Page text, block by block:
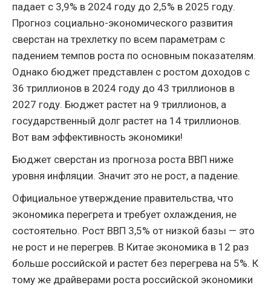
падает с 3,9% в 2024 году до 2,5% в 2025 году.
Прогноз социально-экономического развития
сверстан на трехлетку по всем параметрам с
падением темпов роста по основным показателям.
Однако бюджет представлен с ростом доходов с
36 триллионов в 2024 году до 43 триллионов в
2027 году. Бюджет растет на 9 триллионов, а
государственный долг растет на 14 триллионов.
Вот вам эффективность экономики!
Бюджет сверстан из прогноза роста ВВП ниже
уровня инфляции. Значит это не рост, а падение.
Официальное утверждение правительства, что
экономика перегрета и требует охлаждения, не
состоятельно. Рост ВВП 3,5% от низкой базы — это
не рост и не перегрев. В Китае экономика в 12 раз
больше российской и растет без перегрева на 5%. К
тому же драйверами роста российской экономики